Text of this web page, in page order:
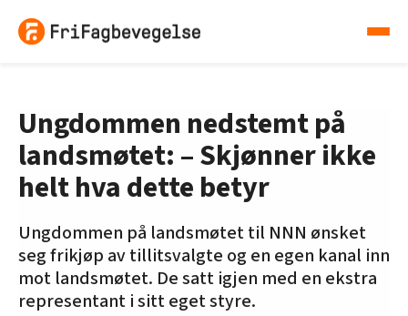
Ungdommen nedstemt på
landsmøtet: – Skjønner ikke
helt hva dette betyr
Ungdommen på landsmøtet til NNN ønsket
seg frikjøp av tillitsvalgte og en egen kanal inn
mot landsmøtet. De satt igjen med en ekstra
representant i sitt eget styre.